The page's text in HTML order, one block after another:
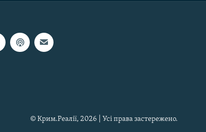
© Крим.Реалії, 2026 | Усі права застережено.